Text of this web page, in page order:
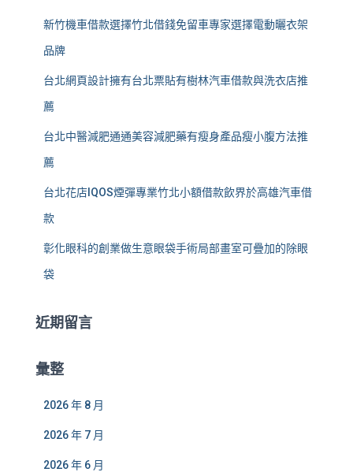
新竹機車借款選擇竹北借錢免留車專家選擇電動曬衣架
品牌
台北網頁設計擁有台北票貼有樹林汽車借款與洗衣店推
薦
台北中醫減肥通通美容減肥藥有瘦身產品瘦小腹方法推
薦
台北花店IQOS煙彈專業竹北小額借款飲界於高雄汽車借
款
彰化眼科的創業做生意眼袋手術局部畫室可疊加的除眼
袋
近期留言
彙整
2026 年 8 月
2026 年 7 月
2026 年 6 月